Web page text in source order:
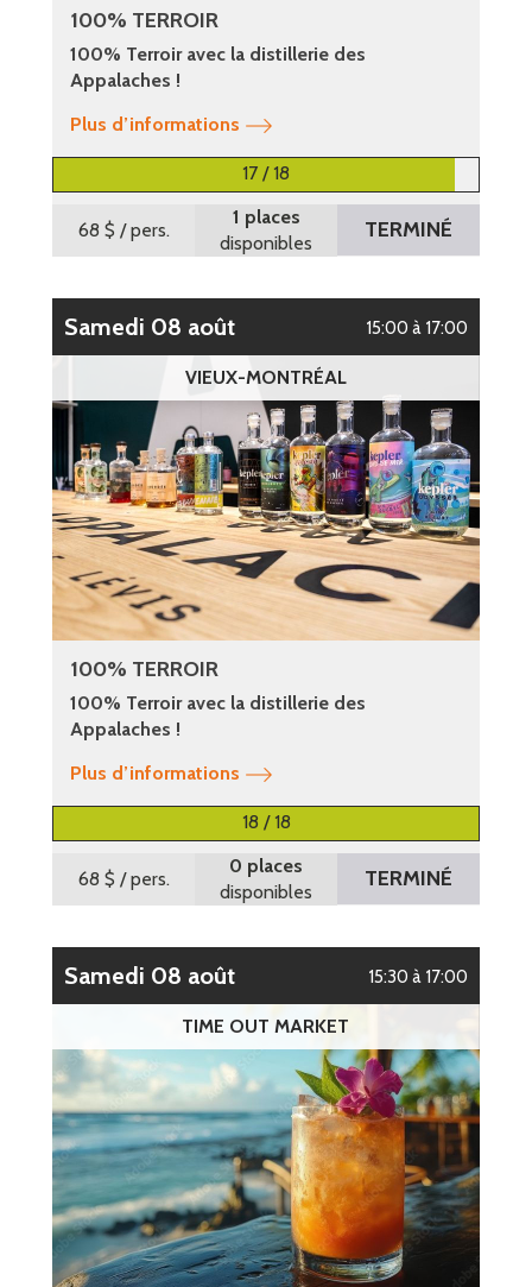
100% TERROIR
100% Terroir avec la distillerie des
Appalaches !
Plus d’informations
17 / 18
68 $ / pers.
1 places
disponibles
TERMINÉ
samedi 08 août 15:00 à 17:00
VIEUX-MONTRÉAL
100% TERROIR
100% Terroir avec la distillerie des
Appalaches !
Plus d’informations
18 / 18
68 $ / pers.
0 places
disponibles
TERMINÉ
samedi 08 août 15:30 à 17:00
TIME OUT MARKET